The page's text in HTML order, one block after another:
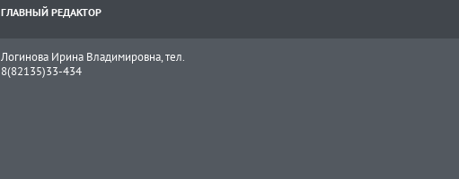
ГЛАВНЫЙ РЕДАКТОР
Логинова Ирина Владимировна, тел.
8(82135)33-434